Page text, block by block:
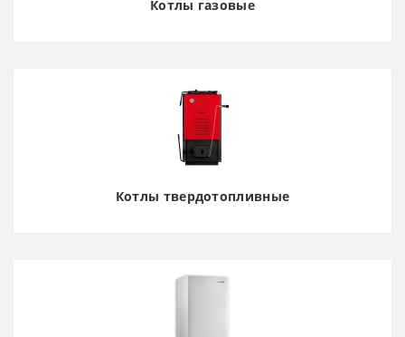
Котлы газовые
Котлы твердотопливные